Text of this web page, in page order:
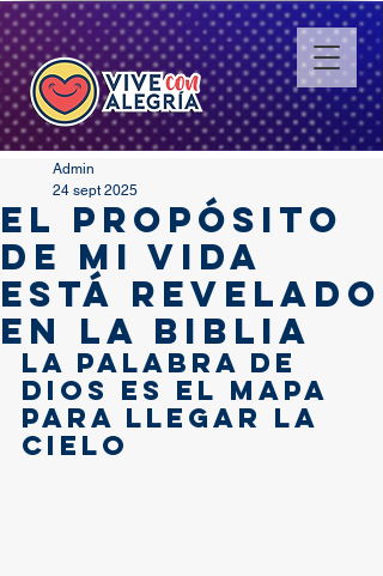
El propósito
de mi vida
está revelado
en la Biblia
Admin
24 sept 2025
La Palabra de
Dios es el mapa
para llegar la
Cielo